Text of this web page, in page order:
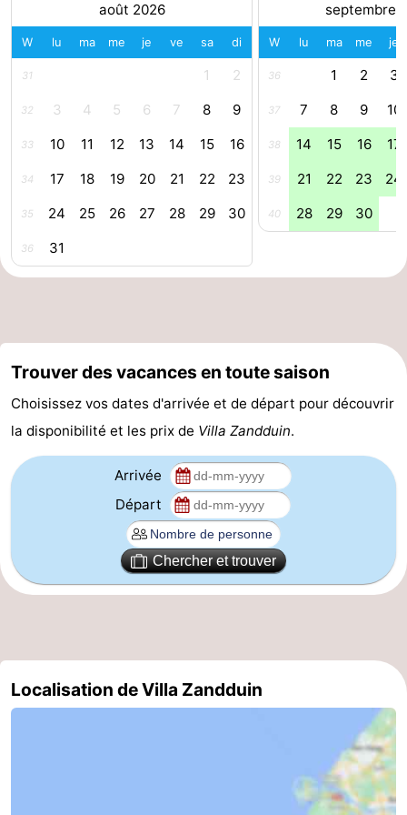
phoques
et
manger
Événements
Pratiques
Forum
Route
Médicales
Région
-
Veere
-
Domburg
-
Vlissingen
-
Nieuwvliet
-
août 2026
W lu ma me je ve sa di
31 1 2
32 3 4 5 6 7 8 9
33 10 11 12 13 14 15 16
34 17 18 19 20 21 22 23
35 24 25 26 27 28 29 30
36 31
septembre
W lu ma me je
36 1 2 3
37 7 8 9 10
38 14 15 16 17
39 21 22 23 24
40 28 29 30
Trouver des vacances en toute saison
Choisissez vos dates d'arrivée et de départ pour découvrir
la disponibilité et les prix de Villa Zandduin.
Arrivée
Départ
Chercher et trouver
Localisation de Villa Zandduin